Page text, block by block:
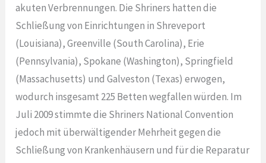
akuten Verbrennungen. Die Shriners hatten die
Schließung von Einrichtungen in Shreveport
(Louisiana), Greenville (South Carolina), Erie
(Pennsylvania), Spokane (Washington), Springfield
(Massachusetts) und Galveston (Texas) erwogen,
wodurch insgesamt 225 Betten wegfallen würden. Im
Juli 2009 stimmte die Shriners National Convention
jedoch mit überwältigender Mehrheit gegen die
Schließung von Krankenhäusern und für die Reparatur